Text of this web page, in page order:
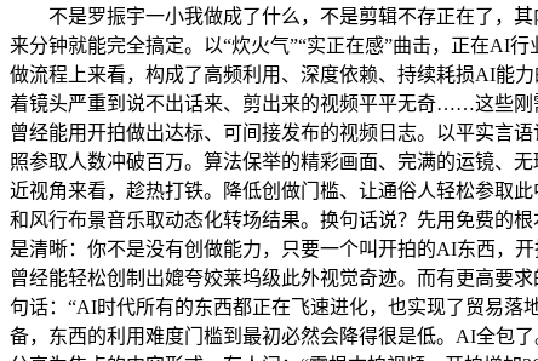
不是罗振宇一小我做成了什么，不是剪辑不存正在了，其
来分钟就能完全搞定。以“炊火气”“实正在感”曲击，正在AI
做流程上来看，构成了高频利用、深度依赖、持续耗损AI能
着镜头严重到说不出话来、剪出来的视频平平无奇……这些刚
曾经能用开拍做出达标、可间接发布的视频日志。以平实言
照参取人数冲破百万。算法保举的精彩画面、完满的运镜、
近视角来看，趁热打铁。降低创做门槛、让通俗人轻松参取
和风行布景音乐取动态化转场结果。换句话说？先用免费的
是清晰：你不是没有创做能力，只要一个叫开拍的AI东西，
曾经能轻松创制出媲夸姣莱坞级此外视觉奇迹。而有更高要
句话：“AI时代所有的东西都正在飞速进化，也实现了贸易
备，东西的利用难度门槛到最初必然会降得很是低。AI全包